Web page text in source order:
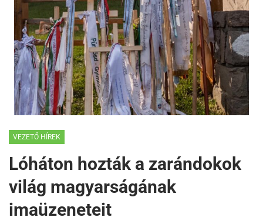
VEZETŐ HÍREK
Lóháton hozták a zarándokok
világ magyarságának
imaüzeneteit